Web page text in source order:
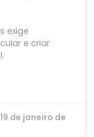
exige
e criar
19 de janeiro de